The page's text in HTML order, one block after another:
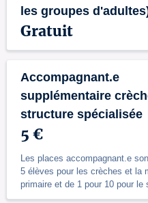
les groupes
Gratuit
Accompagnant.e
supplémentaire
structure spécialisée
5 €
Les places accompagnant.e
5 élèves pour les crèches et la
primaire et de 1 pour 10 pour le